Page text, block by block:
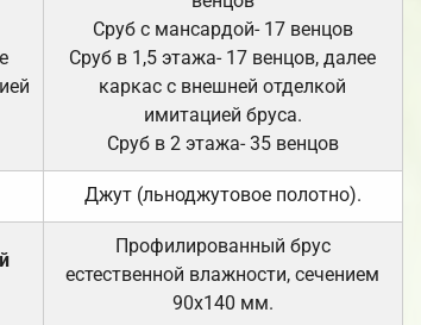
Сруб с мансардой- 17 венцов
Сруб в 1,5 этажа- 17 венцов, далее
каркас с внешней отделкой
имитацией бруса.
Сруб в 2 этажа- 35 венцов
Джут (льноджутовое полотно).
Профилированный брус
естественной влажности, сечением
90х140 мм.